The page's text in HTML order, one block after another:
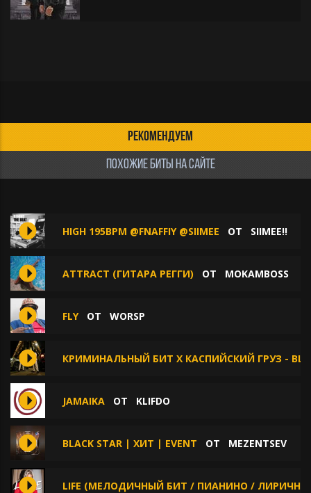
РЕКОМЕНДУЕМ
ПОХОЖИЕ БИТЫ НА САЙТЕ
HIGH 195BPM @FNAFFIY @SIIMEE ОТ SIIMEE!!
ATTRACT (ГИТАРА РЕГГИ) ОТ MOKAMBOSS
FLYОТ WORSP
КРИМИНАЛЬНЫЙ БИТ X КАСПИЙСКИЙ ГРУЗ -
JAMAIKA ОТ KLIFDO
BLACK STAR | ХИТ | EVENT ОТ MEZENTSEV
LIFE (МЕЛОДИЧНЫЙ БИТ / ПИАНИНО / ЛИРИЧНЫЙ